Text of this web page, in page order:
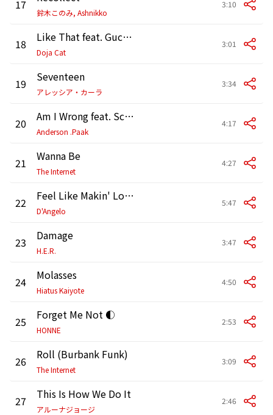
17
鈴木このみ, Ashnikko
3:10
18 Like That feat. Gucci Mane
Doja Cat
3:01
19 Seventeen
アレッシア・カーラ
3:34
20 Am I Wrong feat. ScHoolboy Q
Anderson .Paak
4:17
21 Wanna Be
The Internet
4:27
22 Feel Like Makin' Love
D'Angelo
5:47
23 Damage
H.E.R.
3:47
24 Molasses
Hiatus Kaiyote
4:50
25 Forget Me Not ◐
HONNE
2:53
26 Roll (Burbank Funk)
The Internet
3:09
27 This Is How We Do It
アルーナジョージ
2:46